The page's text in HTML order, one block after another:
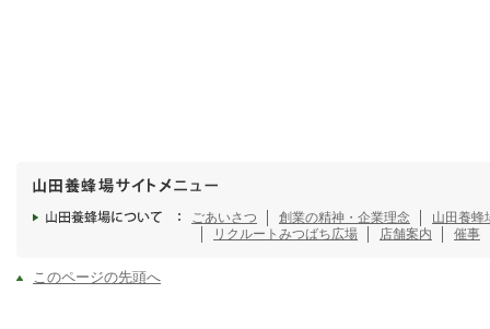
ごあいさつ 創業の精神・企業理念
山田養蜂
リクルート みつばち広場 店舗案内 催事
このページの先頭へ